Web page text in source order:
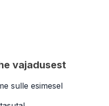
vajadusest
sulle esimesel